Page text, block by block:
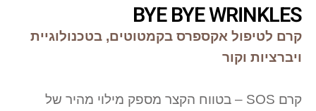
BYE BYE WRINKLES
קרם לטיפול אקספרס בקמטוטים, בטכנולוגיית
ויברציות וקור
קרם SOS – בטווח הקצר מספק מילוי מהיר של